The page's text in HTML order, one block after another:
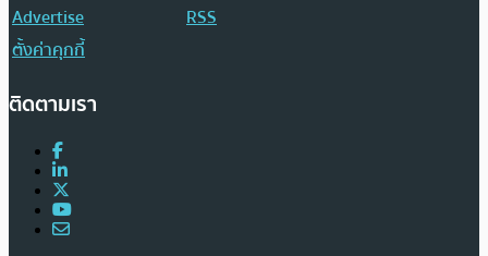
Advertise
RSS
ตั้งค่าคุกกี้
ติดตามเรา